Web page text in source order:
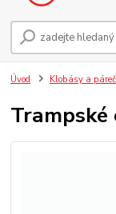
Úvod Klobásy a
Trampské